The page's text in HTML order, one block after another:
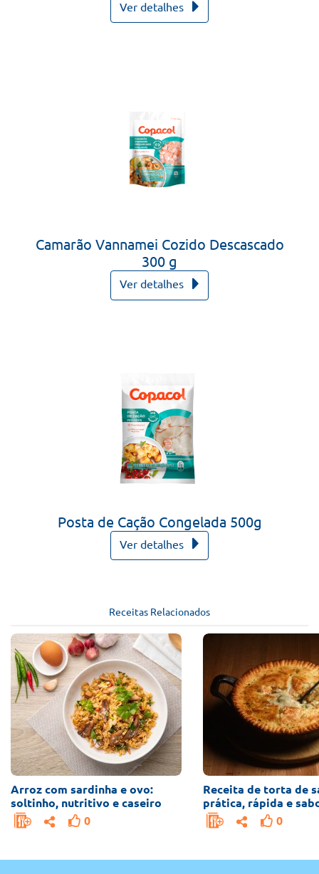
Ver detalhes
Camarão Vannamei Cozido Descascado
300 g
Ver detalhes
Posta de Cação Congelada 500g
Ver detalhes
Receitas Relacionados
Arroz com sardinha e ovo:
soltinho, nutritivo e caseiro
0
Receita de torta de
prática, rápida e
0